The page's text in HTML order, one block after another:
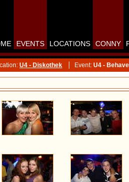
EVENTS LOCATIONS CONNY
U4 - Diskothek Event: U4 -